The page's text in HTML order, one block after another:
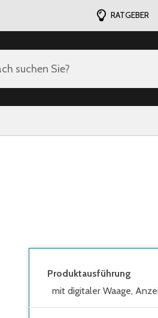
RATGEBER
suchen Sie?
Produktausführung
mit digitaler Waage,